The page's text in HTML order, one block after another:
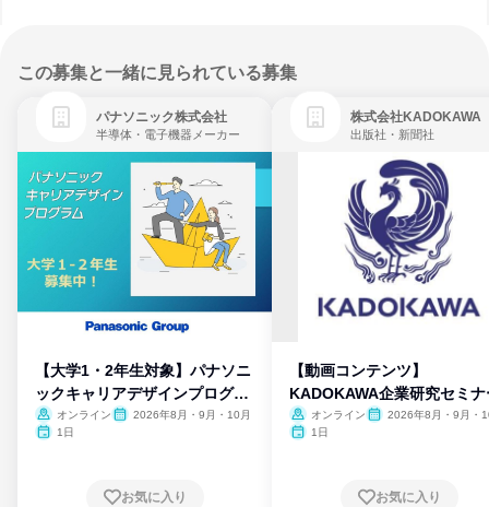
この募集と一緒に見られている募集
パナソニック株式会社
半導体・電子機器メーカー
【大学1・2年生対象】パナソニ
ックキャリアデザインプログラ
ム
オンライン
2026年8月・9月・10月
1日
お気に入り
株式会社KADOKAWA
出版社・新聞社
【動画コンテンツ】
KADOKAWA企業研究セミナ
オンライン
2026年8月・9月・
1日
お気に入り